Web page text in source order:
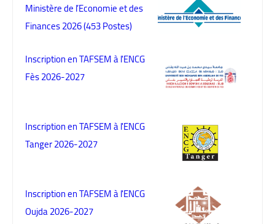
Ministère de l’Economie et des
Finances 2026 (453 Postes)
Inscription en TAFSEM à l'ENCG
Fès 2026-2027
Inscription en TAFSEM à l'ENCG
Tanger 2026-2027
Inscription en TAFSEM à l'ENCG
Oujda 2026-2027